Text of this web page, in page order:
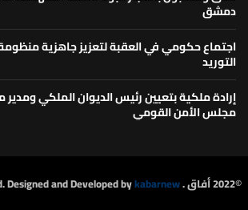
دمشق
اجتماع حكومي في العقبة لتعزيز جاهزية
التوريد
إرادة ملكية بتعيين رئيس الديوان الملكي
مجلس الأمن القومي
©2022 أفاق . All Right Reserved. Designed and Developed by
kabarnew.